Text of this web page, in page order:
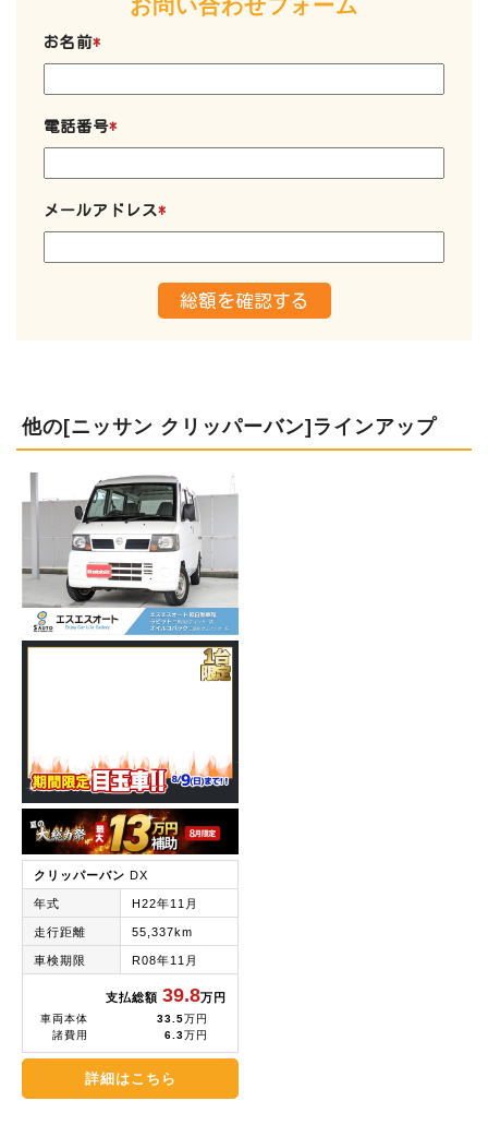
お問い合わせフォーム
お名前*
電話番号*
メールアドレス*
他の[ニッサン クリッパーバン]ラインアップ
クリッパーバン DX
年式 H22年11月
走行距離 55,337km
車検期限 R08年11月
支払総額 39.8万円
車両本体 33.5万円
諸費用
6.3万円
詳細はこちら